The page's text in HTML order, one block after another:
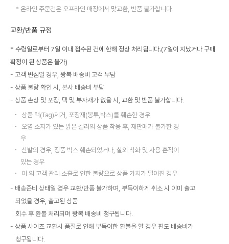
온라인 주문건은 오프라인 매장에서 맞교환, 반품 불가합니다.
교환/반품 규정
* 수령일로부터 7일 이내 접수된 건에 한해 정상 처리됩니다.(7일이 지났거나 구매
확정이 된 상품은 불가)
고객 변심일 경우, 왕복 배송비 고객 부담
상품 불량 확인 시, 본사 배송비 부담
상품 손상 및 포장, 택 및 부자재가 없을 시, 교환 및 반품 불가합니다.
상품 택(Tag)제거, 포장재(봉투,박스)를 훼손한 경우
오염 소지가 있는 밝은 컬러의 상품 착용 후, 재판매가 불가한 경
우
신발의 경우, 정품 박스 훼손되었거나, 실외 착화 및 사용 흔적이
있는 경우
이 외 고객 관리 소홀로 인한 불량으로 상품 가치가 떨어진 경우
배송준비 상태일 경우 교환/반품 불가하며, 부득이하게 취소 시 이미 출고
되었을 경우, 출고된 상품
회수 후 환불 처리되며 왕복 배송비 청구됩니다.
상품 사이즈 교환시 품절로 인해 부득이한 환불을 할 경우 편도 배송비가
청구됩니다.